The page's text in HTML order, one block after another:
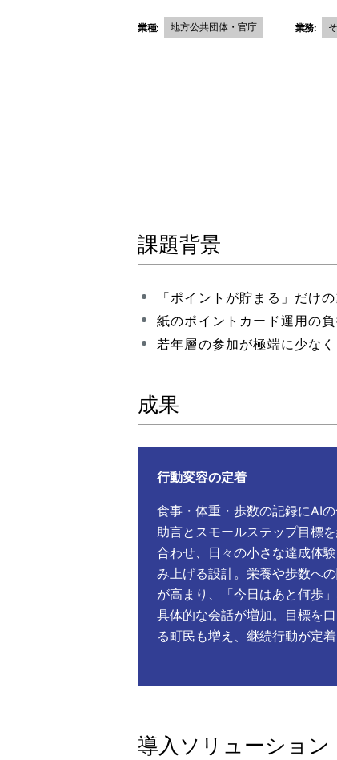
業種: 地方公共団体・官庁 業務:
課題背景
「ポイントが貯まる」だけ
紙のポイントカード運用の
若年層の参加が極端に少な
成果
行動変容の定着
食事・体重・歩数の記録にAI
助言とスモールステップ目標
合わせ、日々の小さな達成体
み上げる設計。栄養や歩数へ
が高まり、「今日はあと何歩
具体的な会話が増加。目標を
る町民も増え、継続行動が定着
導入ソリューション